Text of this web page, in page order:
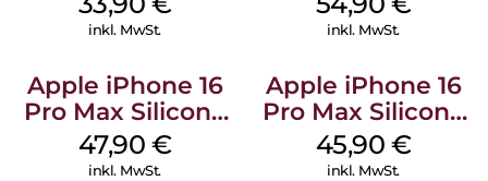
Green
inkl. MwSt. inkl. MwSt.
Apple iPhone 16
Pro Max Silicone
Case MagSafe
Black
47,90 €
inkl. MwSt.
Apple iPhone 16
Pro Max Silicone
Case MagSafe
Ultramarine
45,90 €
inkl. MwSt.